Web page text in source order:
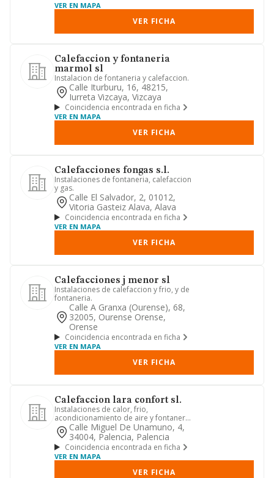
VER EN MAPA
VER FICHA
Calefaccion y fontaneria
marmol sl
Instalacion de fontaneria y calefaccion.
Calle Iturburu, 16, 48215,
Iurreta Vizcaya, Vizcaya
Coincidencia encontrada en ficha
VER EN MAPA
VER FICHA
Calefacciones fongas s.l.
Instalaciones de fontaneria, calefaccion
y gas.
Calle El Salvador, 2, 01012,
Vitoria Gasteiz Alava, Alava
Coincidencia encontrada en ficha
VER EN MAPA
VER FICHA
Calefacciones j menor sl
Instalaciones de calefaccion y frio, y de
fontaneria.
Calle A Granxa (ourense), 68,
32005, Ourense Orense,
Orense
Coincidencia encontrada en ficha
VER EN MAPA
VER FICHA
Calefaccion lara confort sl.
Instalaciones de calor, frio,
acondicionamiento de aire y fontaneria
en cualquiera de sus formas. r...
Calle Miguel De Unamuno, 4,
34004, Palencia, Palencia
Coincidencia encontrada en ficha
VER EN MAPA
VER FICHA